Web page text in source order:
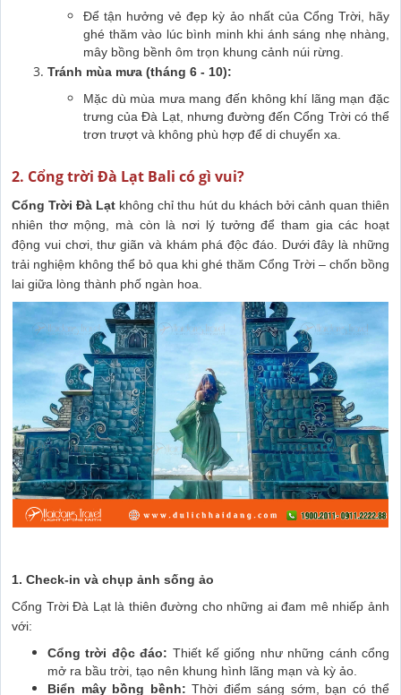
Để tận hưởng vẻ đẹp kỳ ảo nhất của Cổng Trời, hãy
ghé thăm vào lúc bình minh khi ánh sáng nhẹ nhàng,
mây bồng bềnh ôm trọn khung cảnh núi rừng.
Tránh mùa mưa (tháng 6 - 10):
Mặc dù mùa mưa mang đến không khí lãng mạn đặc
trưng của Đà Lạt, nhưng đường đến Cổng Trời có thể
trơn trượt và không phù hợp để di chuyển xa.
2. Cổng trời Đà Lạt Bali có gì vui?
Cổng Trời Đà Lạt không chỉ thu hút du khách bởi cảnh quan thiên
nhiên thơ mộng, mà còn là nơi lý tưởng để tham gia các hoạt
động vui chơi, thư giãn và khám phá độc đáo. Dưới đây là những
trải nghiệm không thể bỏ qua khi ghé thăm Cổng Trời – chốn bồng
lai giữa lòng thành phố ngàn hoa.
1. Check-in và chụp ảnh sống ảo
Cổng Trời Đà Lạt là thiên đường cho những ai đam mê nhiếp ảnh
với:
Cổng trời độc đáo: Thiết kế giống như những cánh cổng
mở ra bầu trời, tạo nên khung hình lãng mạn và kỳ ảo.
Biển mây bồng bềnh: Thời điểm sáng sớm, bạn có thể